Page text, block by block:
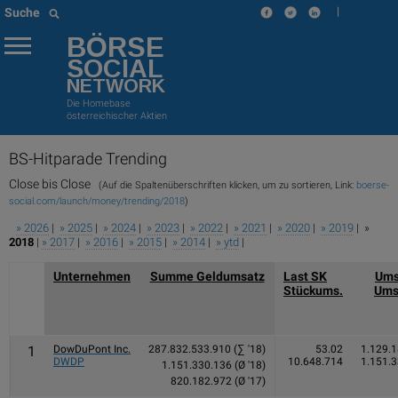
Suche |
BÖRSE
SOCIAL
NETWORK
Die Homebase
österreichischer Aktien
BS-HitparadeTrending
Close bis Close (Auf die Spaltenüberschriften klicken, um zu sortieren, Link: boerse-
social.com/launch/money/trending/2018)
» 2026 | » 2025 | » 2024 | » 2023 | » 2022 | » 2021 | » 2020 | » 2019 | »
2018 | » 2017 | » 2016 | » 2015 | » 2014 | » ytd |
Unternehmen Summe Geldumsatz
Last SK
Stückums.
1
DowDuPont Inc.
DWDP
287.832.533.910 (∑ '18)
1.151.330.136 (Ø '18)
820.182.972 (Ø '17)
53.02
10.648.714